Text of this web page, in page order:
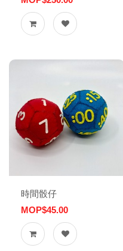
時間骰仔
MOP$45.00